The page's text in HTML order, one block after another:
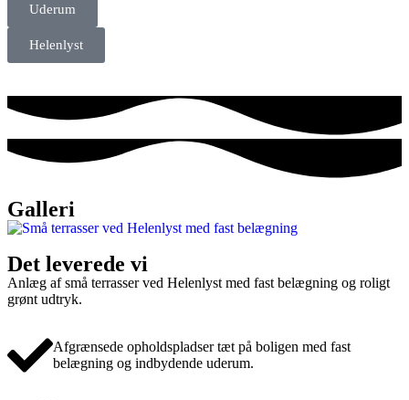
Uderum
Helenlyst
Galleri
Det leverede vi
Anlæg af små terrasser ved Helenlyst med fast belægning og roligt
grønt udtryk.
Afgrænsede opholdspladser tæt på boligen med fast
belægning og indbydende uderum.